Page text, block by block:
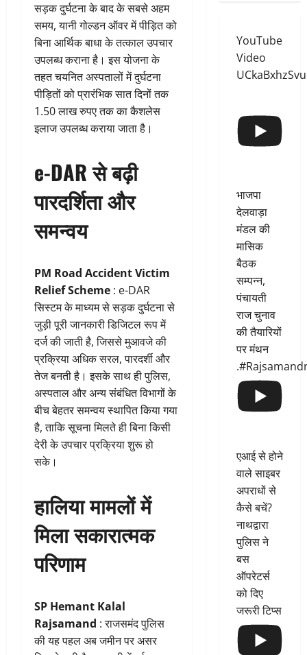
सड़क दुर्घटना के बाद के सबसे अहम
समय, यानी गोल्डन ऑवर में पीड़ित को
बिना आर्थिक बाधा के तत्काल उपचार
उपलब्ध कराना है। इस योजना के
तहत चयनित अस्पतालों में दुर्घटना
पीड़ितों को प्रारंभिक सात दिनों तक
1.50 लाख रुपए तक का कैशलेस
इलाज उपलब्ध कराया जाता है।
e-DAR से बढ़ी
पारदर्शिता और
समन्वय
PM Road Accident Victim
Relief Scheme : e-DAR
सिस्टम के माध्यम से सड़क दुर्घटना से
जुड़ी पूरी जानकारी डिजिटल रूप में
दर्ज की जाती है, जिससे मुआवजे की
प्रक्रिया अधिक सरल, पारदर्शी और
तेज बनती है। इसके साथ ही पुलिस,
अस्पताल और अन्य संबंधित विभागों के
बीच बेहतर समन्वय स्थापित किया गया
है, ताकि सूचना मिलते ही बिना किसी
देरी के उपचार प्रक्रिया शुरू हो
सके।
हालिया मामलों में
मिला सकारात्मक
परिणाम
SP Hemant Kalal
Rajsamand : राजसमंद पुलिस
की यह पहल अब जमीन पर असर
YouTube
Video
भाजपा
देलवाड़ा
मंडल की
मासिक
बैठक
सम्पन्न,
पंचायती
राज चुनाव
की तैयारियों
पर मंथन
एआई से होने
वाले साइबर
अपराधों से
कैसे बचें?
नाथद्वारा
पुलिस ने
बस
ऑपरेटर्स
को दिए
जरूरी टिप्स